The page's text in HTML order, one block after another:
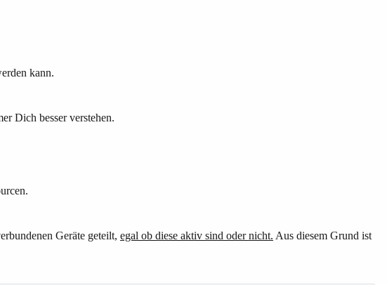
kann.
Dich besser verstehen.
Geräte geteilt, egal ob diese aktiv sind oder nicht. Aus diesem Grund ist